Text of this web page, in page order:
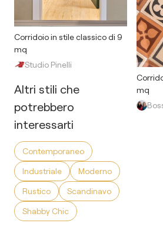
Corridoio in stile classico di 9
mq
Studio Pinelli
Altri stili che
potrebbero
interessarti
Contemporaneo
Industriale
Moderno
Rustico
Scandinavo
Shabby Chic
mq